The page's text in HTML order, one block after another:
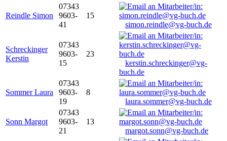
Reindle Simon
07343
9603-
41
15
simon.reindle@vg-buch.de
Schreckinger
Kerstin
07343
9603-
15
23
kerstin.schreckinger@vg-
buch.de
Sommer Laura
07343
9603-
19
8
laura.sommer@vg-buch.de
Sonn Margot
07343
9603-
21
13
margot.sonn@vg-buch.de